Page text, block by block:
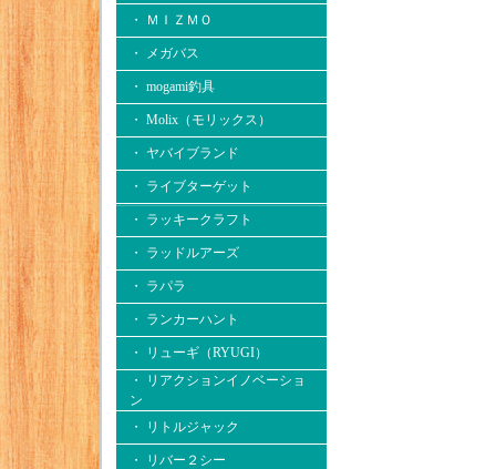
・ ＭＩＺＭＯ
・ メガバス
・ mogami釣具
・ Molix（モリックス）
・ ヤバイブランド
・ ライブターゲット
・ ラッキークラフト
・ ラッドルアーズ
・ ラパラ
・ ランカーハント
・ リューギ（RYUGI）
・ リアクションイノベーショ
ン
・ リトルジャック
・ リバー２シー